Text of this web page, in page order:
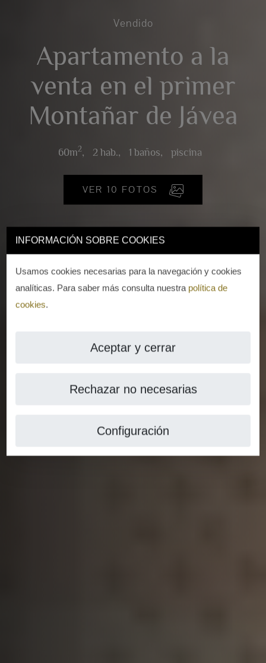
INFORMACIÓN SOBRE COOKIES
Usamos cookies necesarias para la navegación y cookies
analíticas. Para saber más consulta nuestra política de
cookies.
Aceptar y cerrar
Rechazar no necesarias
Configuración
Vendido
Apartamento a la
venta en el primer
Montañar de Jávea
60m2, 2 hab., 1 baños, piscina
VER 10 FOTOS